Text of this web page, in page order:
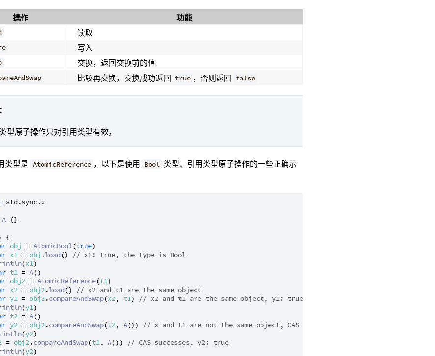
操作 功能
读取
写入
交换，返回交换前的值
比较再交换，交换成功返回 true ，否则返回 false
型原子操作只对引用类型有效。
类型是 AtomicReference ，以下是使用 Bool 类型、引用类型原子操作的一些正确示
std.sync.*
A {}
{
obj = AtomicBool(true)
x1 = obj .load() // x1: true, the type is Bool
(x1)
t1 = A()
obj2 = AtomicReference(t1)
x2 = obj2.load() // x2 and t1 are the same object
y1 = obj2.compareAndSwap(x2, t1) // x2 and t1 are the same object, y1: true
(y1)
t2 = A()
y2 = obj2.compareAndSwap(t2, A()) // x and t1 are not the same object, CAS fails, y2: false
(y2)
= obj2.compareAndSwap(t1, A()) // CAS successes, y2: true
(y2)